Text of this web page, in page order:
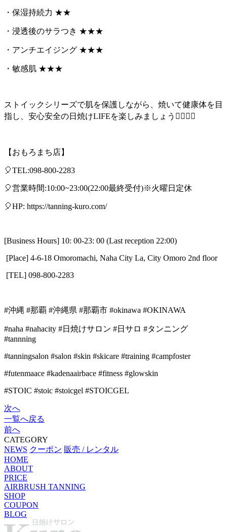
・保湿持続力 ★★
・浸透後のサラつき ★★★
・アンチエイジング ★★★
・敏感肌 ★★★
ストイックシリーズで肌を保護しながら、焼いて健康体を目
指し、安心安全の日焼けLIFEを楽しみましょう👱🏾‍♀️✨
【おもろまち店】
🎈TEL:098-800-2283
🎈営業時間:10:00~23:00(22:00最終受付)※火曜日定休
🎈HP: https://tanning-kuro.com/
[Business Hours] 10: 00-23: 00 (Last reception 22:00)
[Place] 4-6-18 Omoromachi, Naha City La, City Omoro 2nd floor
[TEL] 098-800-2283
#沖縄 #那覇 #沖縄県 #那覇市 #okinawa #OKINAWA
#naha #nahacity #日焼けサロン #日サロ #タンニング
#tannning
#tanningsalon #salon #skin #skicare #training #campfoster
#futenmaace #kadenaairbace #fitness #glowskin
#STOIC #stoic #stoicgel #STOICGEL
次へ
一覧へ戻る
前へ
CATEGORY
NEWS クーポン 販売 / レンタル
HOME
ABOUT
PRICE
AIRBRUSH TANNING
SHOP
COUPON
BLOG